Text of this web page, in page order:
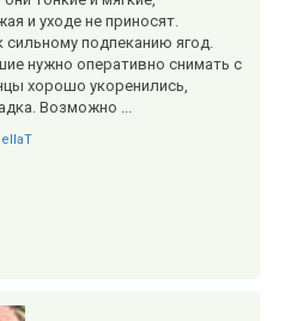
и уходе не приносят.
подпеканию ягод.
нужно оперативно снимать с
хорошо укоренились,
Возможно ...